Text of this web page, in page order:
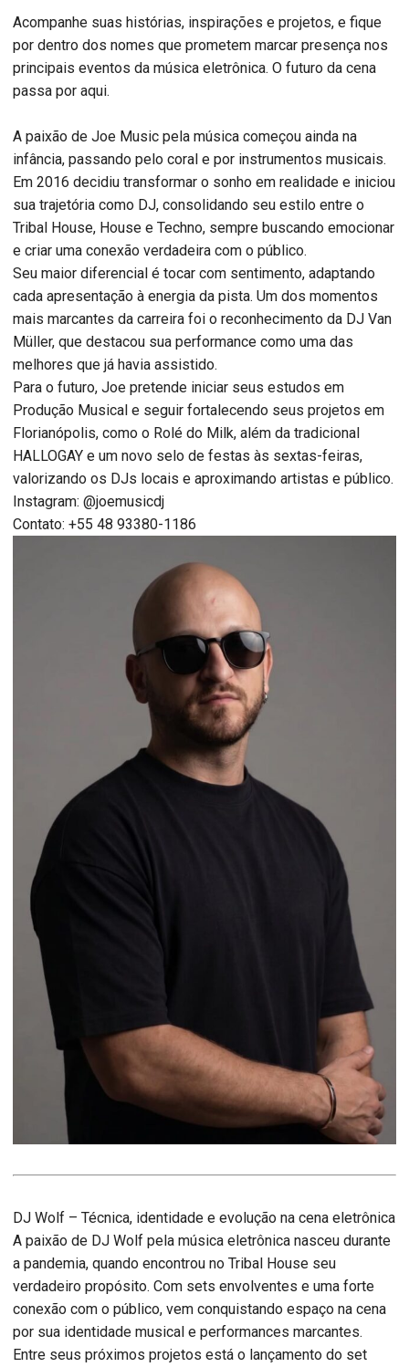
Acompanhe suas histórias, inspirações e projetos, e fique
por dentro dos nomes que prometem marcar presença nos
principais eventos da música eletrônica. O futuro da cena
passa por aqui.
A paixão de Joe Music pela música começou ainda na
infância, passando pelo coral e por instrumentos musicais.
Em 2016 decidiu transformar o sonho em realidade e iniciou
sua trajetória como DJ, consolidando seu estilo entre o
Tribal House, House e Techno, sempre buscando emocionar
e criar uma conexão verdadeira com o público.
Seu maior diferencial é tocar com sentimento, adaptando
cada apresentação à energia da pista. Um dos momentos
mais marcantes da carreira foi o reconhecimento da DJ Van
Müller, que destacou sua performance como uma das
melhores que já havia assistido.
Para o futuro, Joe pretende iniciar seus estudos em
Produção Musical e seguir fortalecendo seus projetos em
Florianópolis, como o Rolé do Milk, além da tradicional
HALLOGAY e um novo selo de festas às sextas-feiras,
valorizando os DJs locais e aproximando artistas e público.
Instagram: @joemusicdj
Contato: +55 48 93380-1186
DJ Wolf – Técnica, identidade e evolução na cena eletrônica
A paixão de DJ Wolf pela música eletrônica nasceu durante
a pandemia, quando encontrou no Tribal House seu
verdadeiro propósito. Com sets envolventes e uma forte
conexão com o público, vem conquistando espaço na cena
por sua identidade musical e performances marcantes.
Entre seus próximos projetos está o lançamento do set